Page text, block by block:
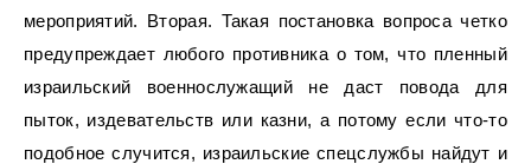
мероприятий. Вторая. Такая постановка вопроса четко
предупреждает любого противника о том, что пленный
израильский военнослужащий не даст повода для
пыток, издевательств или казни, а потому если что-то
подобное случится, израильские спецслужбы найдут и